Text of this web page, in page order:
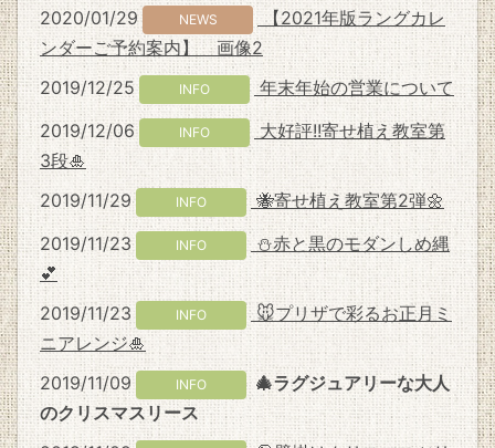
2020/01/29
NEWS
【2021年版ラングカレ
ンダーご予約案内】 画像2
2019/12/25
INFO
年末年始の営業について
2019/12/06
INFO
大好評!!寄せ植え教室第
3段🎍
2019/11/29
INFO
🐝寄せ植え教室第2弾🌼
2019/11/23
INFO
⛄赤と黒のモダンしめ縄
💕
2019/11/23
INFO
🐭プリザで彩るお正月ミ
ニアレンジ🎍
2019/11/09
INFO
🎄ラグジュアリーな大人
のクリスマスリース